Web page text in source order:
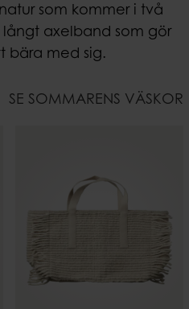
som kommer i två
långt axelband som gör
bära med sig.
SE SOMMARENS VÄSKOR